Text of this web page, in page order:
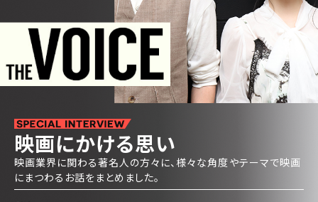
映画にかける思い
映画業界に関わる著名人の方々に、様々な角度やテーマで映画
にまつわるお話をまとめました。